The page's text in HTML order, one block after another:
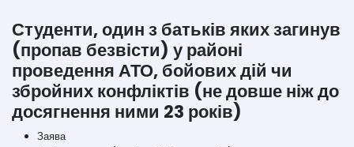
Студенти, один з батьків яких загинув
(пропав безвісти) у районі
проведення АТО, бойових дій чи
збройних конфліктів (не довше ніж до
досягнення ними 23 років)
Заява